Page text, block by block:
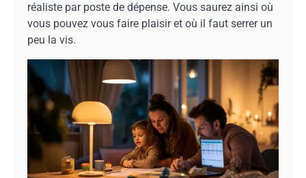
réaliste par poste de dépense. Vous saurez ainsi où
vous pouvez vous faire plaisir et où il faut serrer un
peu la vis.